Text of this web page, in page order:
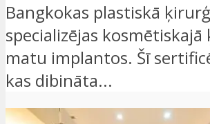
Bangkokas plastiskā
specializējas
matu implantos. Šī
kas dibināta...